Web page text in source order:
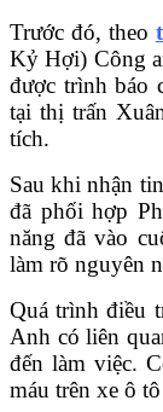
Trước đó, theo
Kỷ Hợi) Công
được trình báo
tại thị trấn
tích.
Sau khi nhận
đã phối hợp
năng đã vào
làm rõ nguyên
Quá trình điều
Anh có liên
đến làm việc.
máu trên xe ô